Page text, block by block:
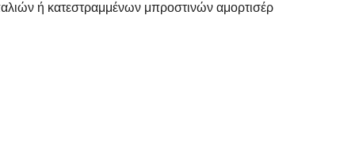
ή κατεστραμμένων μπροστινών αμορτισέρ